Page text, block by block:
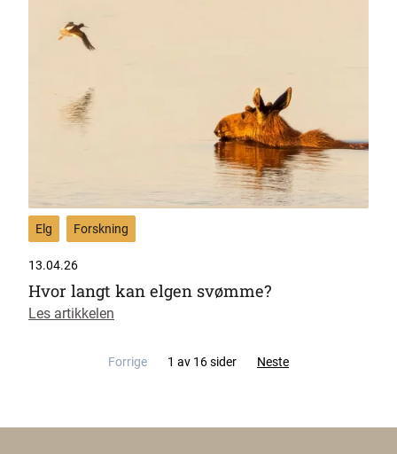
Elg Forskning
13.04.26
Hvor langt kan elgen svømme?
Les artikkelen
Forrige 1 av 16 sider Neste